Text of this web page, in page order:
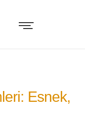
Esnek,